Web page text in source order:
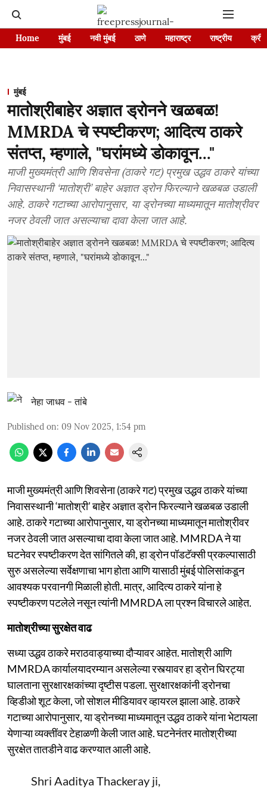
Home मुंबई नवी मुंबई ठाणे महाराष्ट्र राष्ट्रीय
मुंबई
मातोश्रीबाहेर अज्ञात ड्रोनने खळबळ!
MMRDA चे स्पष्टीकरण; आदित्य ठाकरे
संतप्त, म्हणाले, "घरांमध्ये डोकावून..."
माजी मुख्यमंत्री आणि शिवसेना (ठाकरे गट) प्रमुख उद्धव ठाकरे यांच्या
निवासस्थानी ‘मातोश्री’ बाहेर अज्ञात ड्रोन फिरल्याने खळबळ उडाली
आहे. ठाकरे गटाच्या आरोपानुसार, या ड्रोनच्या माध्यमातून मातोश्रीवर
नजर ठेवली जात असल्याचा दावा केला जात आहे.
नेहा जाधव - तांबे
Published on: 09 Nov 2025, 1:54 pm
माजी मुख्यमंत्री आणि शिवसेना (ठाकरे गट) प्रमुख उद्धव ठाकरे यांच्या
निवासस्थानी ‘मातोश्री’ बाहेर अज्ञात ड्रोन फिरल्याने खळबळ उडाली
आहे. ठाकरे गटाच्या आरोपानुसार, या ड्रोनच्या माध्यमातून मातोश्रीवर
नजर ठेवली जात असल्याचा दावा केला जात आहे. MMRDA ने या
घटनेवर स्पष्टीकरण देत सांगितले की, हा ड्रोन पॉडटॅक्सी प्रकल्पासाठी
सुरु असलेल्या सर्वेक्षणाचा भाग होता आणि यासाठी मुंबई पोलिसांकडून
आवश्यक परवानगी मिळाली होती. मात्र, आदित्य ठाकरे यांना हे
स्पष्टीकरण पटलेले नसून त्यांनी MMRDA ला प्रश्न विचारले आहेत.
मातोश्रीच्या सुरक्षेत वाढ
सध्या उद्धव ठाकरे मराठवाड्याच्या दौऱ्यावर आहेत. मातोश्री आणि
MMRDA कार्यालयादरम्यान असलेल्या रस्त्यावर हा ड्रोन घिरट्या
घालताना सुरक्षारक्षकांच्या दृष्टीस पडला. सुरक्षारक्षकांनी ड्रोनचा
व्हिडीओ शूट केला, जो सोशल मीडियावर व्हायरल झाला आहे. ठाकरे
गटाच्या आरोपानुसार, या ड्रोनच्या माध्यमातून उद्धव ठाकरे यांना भेटायला
येणाऱ्या व्यक्तींवर टेहाळणी केली जात आहे. घटनेनंतर मातोश्रीच्या
सुरक्षेत तातडीने वाढ करण्यात आली आहे.
Shri Aaditya Thackeray ji,